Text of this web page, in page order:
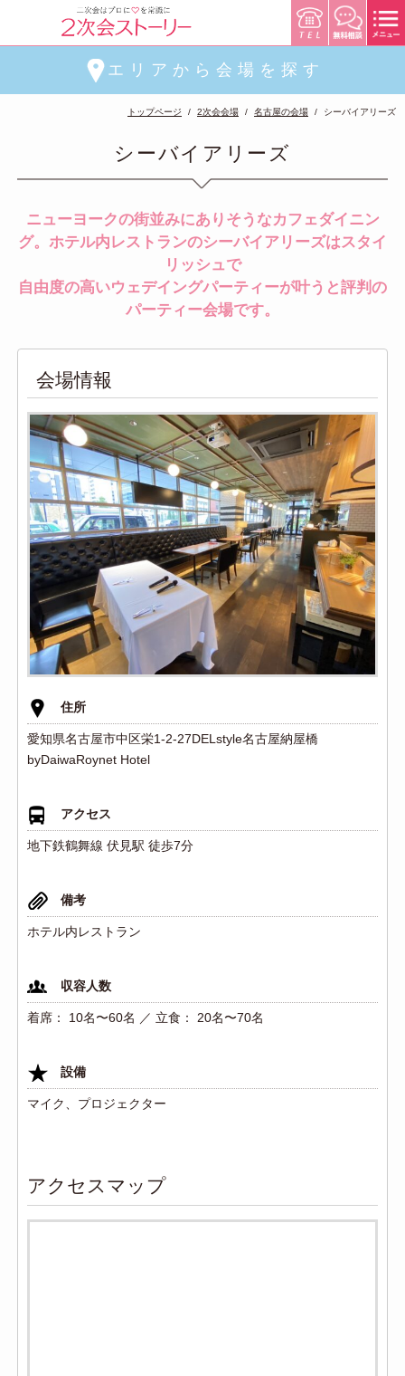
エリアから会場を探す
トップページ 2次会会場 名古屋の会場 シーバイアリーズ
シーバイアリーズ
ニューヨークの街並みにありそうなカフェダイニン
グ。ホテル内レストランのシーバイアリーズはスタイ
リッシュで
自由度の高いウェデイングパーティーが叶うと評判の
パーティー会場です。
会場情報
住所
愛知県名古屋市中区栄1-2-27DELstyle名古屋納屋橋
byDaiwaRoynet Hotel
アクセス
地下鉄鶴舞線 伏見駅 徒歩7分
備考
ホテル内レストラン
収容人数
着席： 10名〜60名 ／ 立食： 20名〜70名
設備
マイク、プロジェクター
アクセスマップ